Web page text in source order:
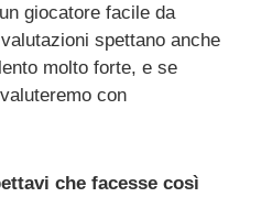
giocatore facile da
spettano anche
molto forte, e se
con
che facesse così